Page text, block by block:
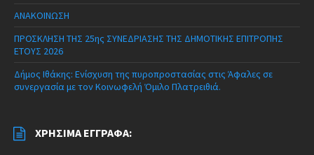
ΑΝΑΚΟΙΝΩΣΗ
ΠΡΟΣΚΛΗΣΗ ΤΗΣ 25ης ΣΥΝΕΔΡΙΑΣΗΣ ΤΗΣ ΔΗΜΟΤΙΚΗΣ ΕΠΙΤΡΟΠΗΣ
ΕΤΟΥΣ 2026
Δήμος Ιθάκης: Ενίσχυση της πυροπροστασίας στις Άφαλες σε
συνεργασία με τον Κοινωφελή Όμιλο Πλατρειθιά.
ΧΡΉΣΙΜΑ ΈΓΓΡΑΦΑ: